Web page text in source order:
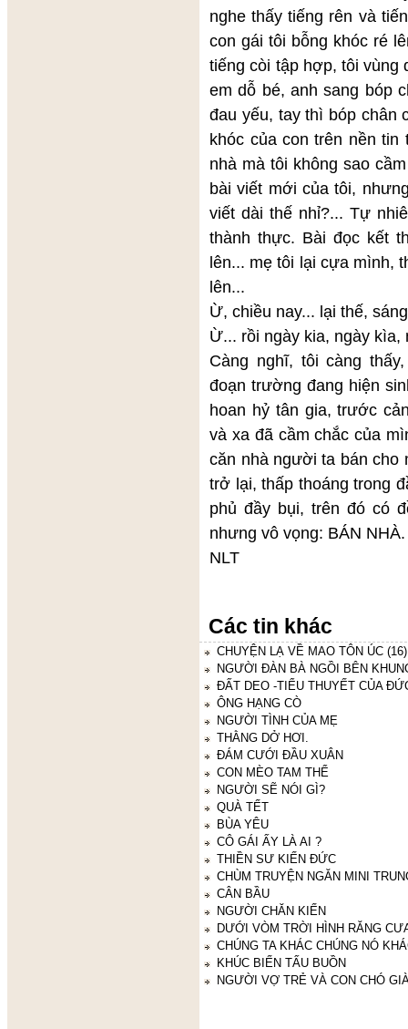
nghe thấy tiếng rên và
con gái tôi bỗng khóc ré
tiếng còi tập hợp, tôi vùng
em dỗ bé, anh sang bóp
đau yếu, tay thì bóp chân
khóc của con trên nền
nhà mà tôi không sao
bài viết mới của tôi,
viết dài thế nhỉ?... Tự
thành thực. Bài đọc kết
lên... mẹ tôi lại cựa mình,
lên...
Ừ, chiều nay... lại thế,
Ừ... rồi ngày kia, ngày kìa,
Càng nghĩ, tôi càng
đoạn trường đang hiện
hoan hỷ tân gia, trước
và xa đã cầm chắc của
căn nhà người ta bán cho
trở lại, thấp thoáng trong
phủ đầy bụi, trên đó có
nhưng vô vọng: BÁN NHÀ.
NLT
Các tin khác
CHUYỆN LẠ VỀ MAO TÔN ÚC (16)
NGƯỜI ĐÀN BÀ NGỒI BÊN
ĐẤT DEO -TIỂU THUYẾT CỦA
ÔNG HẠNG CÒ
NGƯỜI TÌNH CỦA MẸ
THẰNG DỞ HƠI.
ĐÁM CƯỚI ĐẦU XUÂN
CON MÈO TAM THỂ
NGƯỜI SẼ NÓI GÌ?
QUÀ TẾT
BÙA YÊU
CÔ GÁI ẤY LÀ AI ?
THIỀN SƯ KIẾN ĐỨC
CHÙM TRUYỆN NGĂN MINI
CÂN BẦU
NGƯỜI CHĂN KIẾN
DƯỚI VÒM TRỜI HÌNH RĂNG
CHÚNG TA KHÁC CHÚNG NÓ
KHÚC BIẾN TẤU BUỒN
NGƯỜI VỢ TRẺ VÀ CON CHÓ